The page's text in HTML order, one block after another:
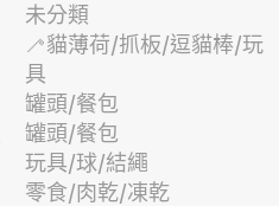
未分類
🦯貓薄荷/抓板/逗貓棒/玩
具
罐頭/餐包
罐頭/餐包
玩具/球/結繩
零食/肉乾/凍乾